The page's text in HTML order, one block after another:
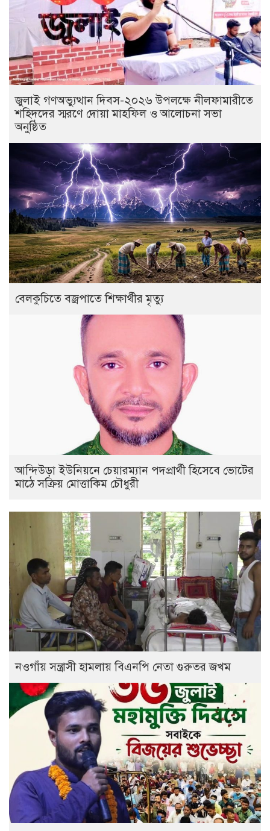
জুলাই গণঅভ্যুত্থান দিবস-২০২৬ উপলক্ষে নীলফামারীতে
শহিদদের স্মরণে দোয়া মাহফিল ও আলোচনা সভা
অনুষ্ঠিত
বেলকুচিতে বজ্রপাতে শিক্ষার্থীর মৃত্যু
আন্দিউড়া ইউনিয়নে চেয়ারম্যান পদপ্রার্থী হিসেবে ভোটের
মাঠে সক্রিয় মোত্তাকিম চৌধুরী
নওগাঁয় সন্ত্রাসী হামলায় বিএনপি নেতা গুরুতর জখম